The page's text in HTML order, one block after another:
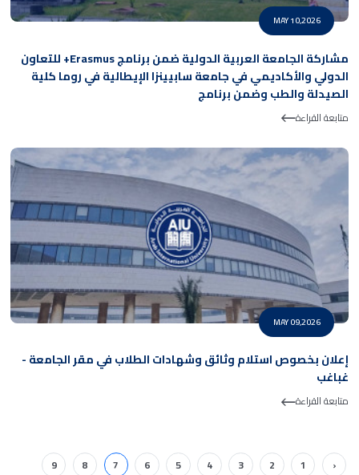
MAY 10,2026
مشاركة الجامعة العربية الدولية ضمن برنامج Erasmus+ للتعاون
الدولي والأكاديمي في جامعة سابيينزا الإيطالية في روما كلية
الصيدلة والطب وضمن برنامج
متابعة القراءة
MAY 09,2026
إعلان بخصوص استلام وثائق وشهادات الطلاب في مقر الجامعة -
غباغب
متابعة القراءة
‹
1
2
3
4
5
6
7
8
9